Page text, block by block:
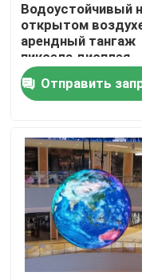
Новости
Случаи
Арендный
Творческий
На открытом
Водоустойчивый
открытом
арендный тангаж
пиксела дисплея
СИД экрана P4.81
4.81mm СИД
Отправить